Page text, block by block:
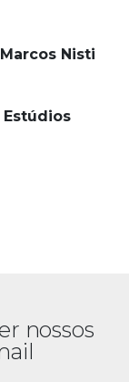
Nisti
Estúdios
nossos